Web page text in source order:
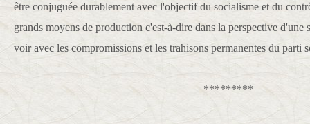
être conjuguée durablement avec l'objectif du socialisme et du
grands moyens de production c'est-à-dire dans la perspective d'une
voir avec les compromissions et les trahisons permanentes du parti
*********